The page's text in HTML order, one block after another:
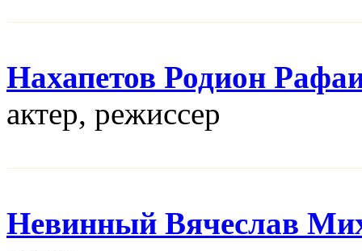
Нахапетов Родион
актер, режисcер
Невинный Вячеслав